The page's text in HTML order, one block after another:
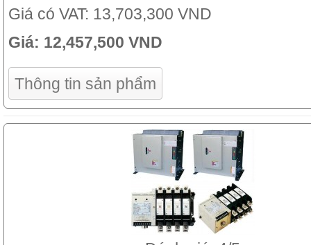
Giá có VAT: 13,703,300 VND
Giá: 12,457,500 VND
Thông tin sản phẩm